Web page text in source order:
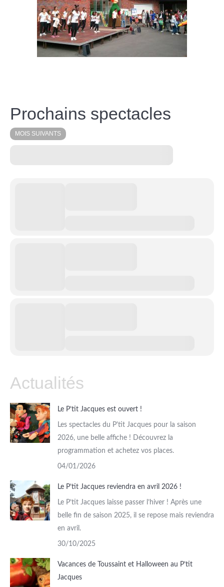
Prochains spectacles
MOIS SUIVANTS
Actualités
Le P’tit Jacques est ouvert !
Les spectacles du P'tit Jacques pour la saison
2026, une belle affiche ! Découvrez la
programmation et achetez vos places.
04/01/2026
Le P’tit Jacques reviendra en avril 2026 !
Le P’tit Jacques laisse passer l’hiver ! Après une
belle fin de saison 2025, il se repose mais reviendra
en avril.
30/10/2025
Vacances de Toussaint et Halloween au P’tit
Jacques